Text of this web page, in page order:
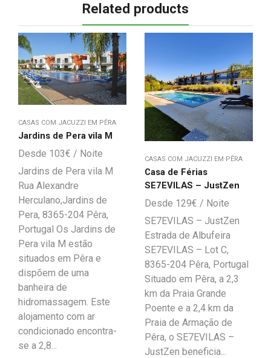
Related products
CASAS COM JACUZZI EM PÊRA
Jardins de Pera vila M
103€
Jardins de Pera vila M
Rua Alexandre
Herculano,Jardins de
Pera, 8365-204 Pêra,
Portugal Os Jardins de
Pera vila M estão
situados em Pêra e
dispõem de uma
banheira de
hidromassagem. Este
alojamento com ar
condicionado encontra-
se a 2,8...
CASAS COM JACUZZI EM PÊRA
Casa de Férias
SE7EVILAS – JustZen
129€
SE7EVILAS – JustZen
Estrada de Albufeira
SE7EVILAS – Lot C,
8365-204 Pêra, Portugal
Situado em Pêra, a 2,3
km da Praia Grande
Poente e a 2,4 km da
Praia de Armação de
Pêra, o SE7EVILAS –
JustZen beneficia...